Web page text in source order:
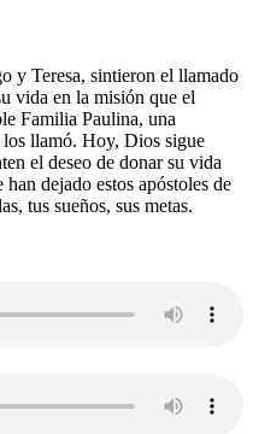
y Teresa, sintieron el llamado
vida en la misión que el
Familia Paulina, una
llamó. Hoy, Dios sigue
el deseo de donar su vida
dejado estos apóstoles de
tus sueños, sus metas.